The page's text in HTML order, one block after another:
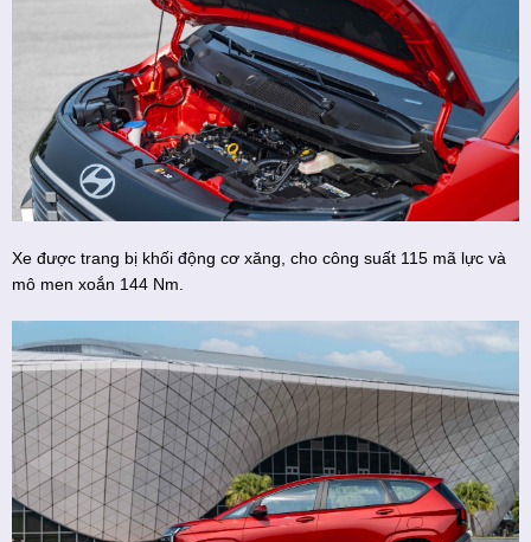
Xe được trang bị khối động cơ xăng, cho công suất 115 mã lực và
mô men xoắn 144 Nm.